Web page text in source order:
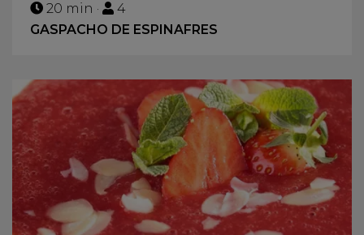
20 min ·
4
GASPACHO DE ESPINAFRES